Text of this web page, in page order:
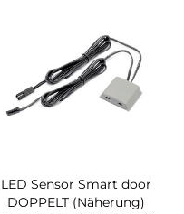
LED Sensor Smart door
DOPPELT (Näherung)